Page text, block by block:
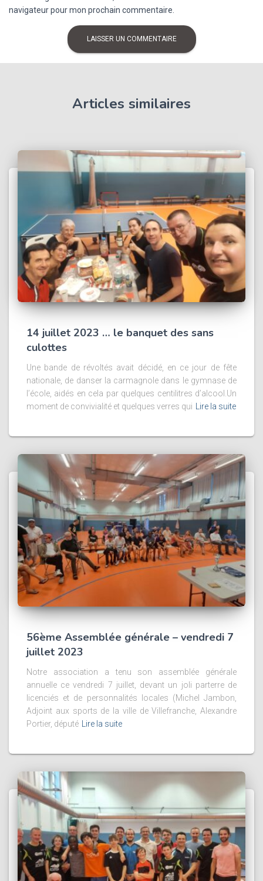
navigateur pour mon prochain commentaire.
Articles similaires
14 juillet 2023 … le banquet des sans
culottes
Une bande de révoltés avait décidé, en ce jour de fête
nationale, de danser la carmagnole dans le gymnase de
l’école, aidés en cela par quelques centilitres d’alcool.Un
moment de convivialité et quelques verres qui Lire la suite
56ème Assemblée générale – vendredi 7
juillet 2023
Notre association a tenu son assemblée générale
annuelle ce vendredi 7 juillet, devant un joli parterre de
licenciés et de personnalités locales (Michel Jambon,
Adjoint aux sports de la ville de Villefranche, Alexandre
Portier, député
Lire la suite